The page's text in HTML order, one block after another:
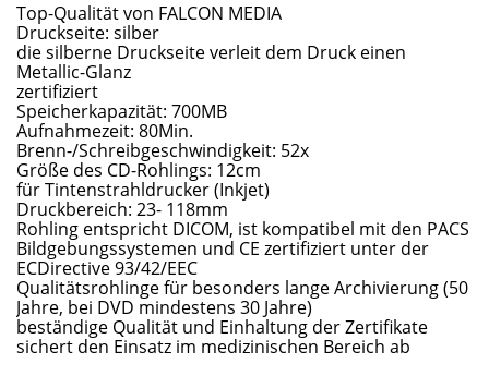
Top-Qualität von FALCON MEDIA
Druckseite: silber
die silberne Druckseite verleit dem Druck einen
Metallic-Glanz
zertifiziert
Speicherkapazität: 700MB
Aufnahmezeit: 80Min.
Brenn-/Schreibgeschwindigkeit: 52x
Größe des CD-Rohlings: 12cm
für Tintenstrahldrucker (Inkjet)
Druckbereich: 23- 118mm
Rohling entspricht DICOM, ist kompatibel mit den PACS
Bildgebungssystemen und CE zertifiziert unter der
ECDirective 93/42/EEC
Qualitätsrohlinge für besonders lange Archivierung (50
Jahre, bei DVD mindestens 30 Jahre)
beständige Qualität und Einhaltung der Zertifikate
sichert den Einsatz im medizinischen Bereich ab